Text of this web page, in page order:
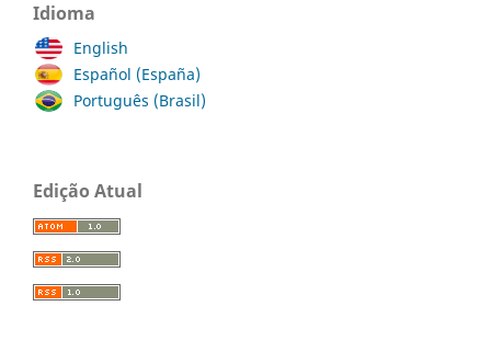
Idioma
English
Español (España)
Português (Brasil)
Edição Atual